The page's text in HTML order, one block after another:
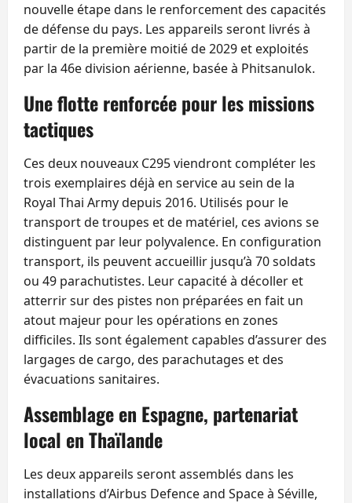
nouvelle étape dans le renforcement des capacités
de défense du pays. Les appareils seront livrés à
partir de la première moitié de 2029 et exploités
par la 46e division aérienne, basée à Phitsanulok.
Une flotte renforcée pour les missions
tactiques
Ces deux nouveaux C295 viendront compléter les
trois exemplaires déjà en service au sein de la
Royal Thai Army depuis 2016. Utilisés pour le
transport de troupes et de matériel, ces avions se
distinguent par leur polyvalence. En configuration
transport, ils peuvent accueillir jusqu’à 70 soldats
ou 49 parachutistes. Leur capacité à décoller et
atterrir sur des pistes non préparées en fait un
atout majeur pour les opérations en zones
difficiles. Ils sont également capables d’assurer des
largages de cargo, des parachutages et des
évacuations sanitaires.
Assemblage en Espagne, partenariat
local en Thaïlande
Les deux appareils seront assemblés dans les
installations d’Airbus Defence and Space à Séville,